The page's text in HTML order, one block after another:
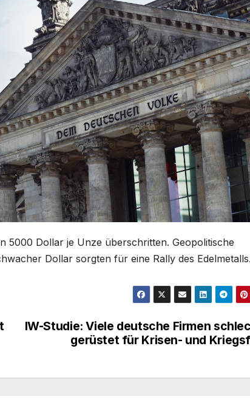
5000 Dollar je Unze überschritten. Geopolitische
Dollar sorgten für eine Rally des
IW-Studie: Viele deutsche Firmen
gerüstet für Krisen- und